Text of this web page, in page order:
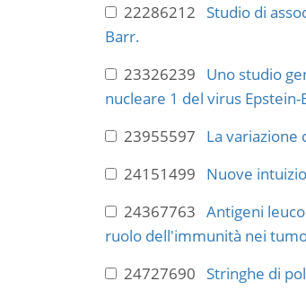
22286212 Studio di
Barr.
23326239 Uno studio
nucleare 1 del virus Epstein-
23955597 La
24151499 Nuove
24367763 Antigeni
ruolo dell'immunità nei
24727690 Stringhe di